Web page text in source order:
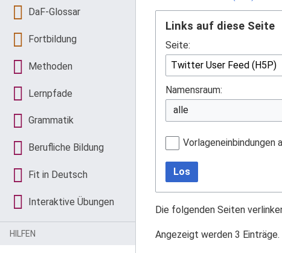
Links auf diese Seite
Seite:
Namensraum:
Vorlageneinbindungen
Los
Die folgenden Seiten
Angezeigt werden 3 Einträge.
DaF-Glossar
Fortbildung
Methoden
Lernpfade
Grammatik
Berufliche Bildung
Fit in Deutsch
Interaktive Übungen
HILFEN